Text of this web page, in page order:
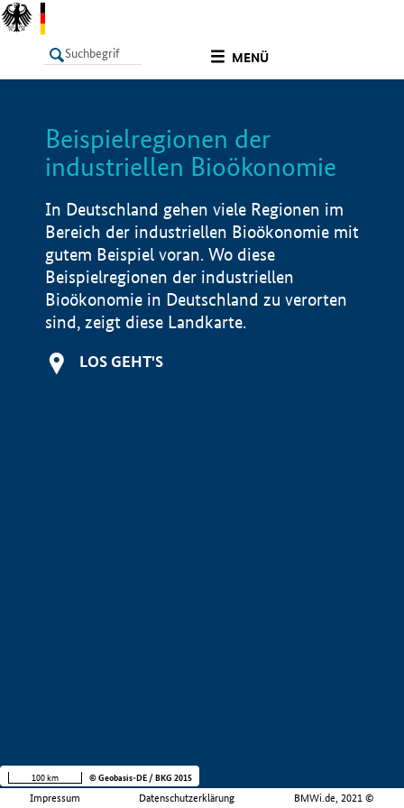
MENÜ
LISTE
Beispielregionen der
industriellen Bioökonomie
In Deutschland gehen viele Regionen im
Bereich der industriellen Bioökonomie mit
gutem Beispiel voran. Wo diese
Beispielregionen der industriellen
Bioökonomie in Deutschland zu verorten
sind, zeigt diese Landkarte.
LOS GEHT'S
Impressum Datenschutzerklärung BMWi.de, 2021 ©
100 km © Geobasis-DE / BKG 2015